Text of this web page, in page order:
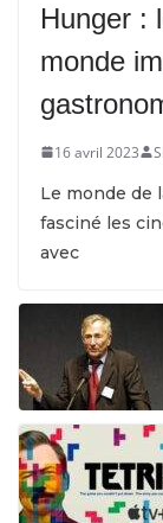
Hunger :
monde
16 avril 2023
Le monde de
fasciné les
avec